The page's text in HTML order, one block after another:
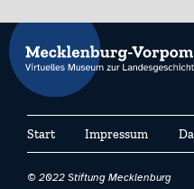
Start Impressum
© 2022 Stiftung Mecklenburg